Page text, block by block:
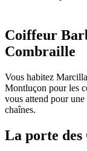
Coiffeur
Combraille
Vous habitez
Montluçon pour les
vous attend pour
chaînes.
La porte